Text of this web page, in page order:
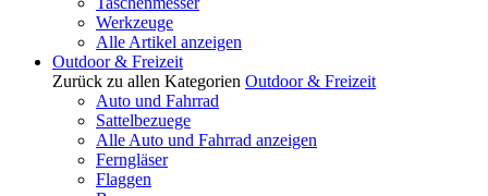
Werkzeuge
Alle Artikel anzeigen
Outdoor & Freizeit
Zurück zu allen Kategorien Outdoor & Freizeit
Auto und Fahrrad
Sattelbezuege
Alle Auto und Fahrrad anzeigen
Ferngläser
Flaggen